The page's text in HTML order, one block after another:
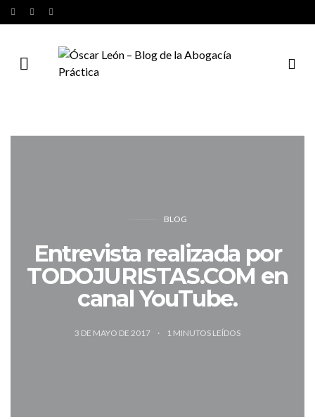
BLOG
Entrevista realizada por
TODOJURISTAS.COM en
canal YouTube.
3 DE MAYO DE 2017 1 MINUTOS LEÍDOS